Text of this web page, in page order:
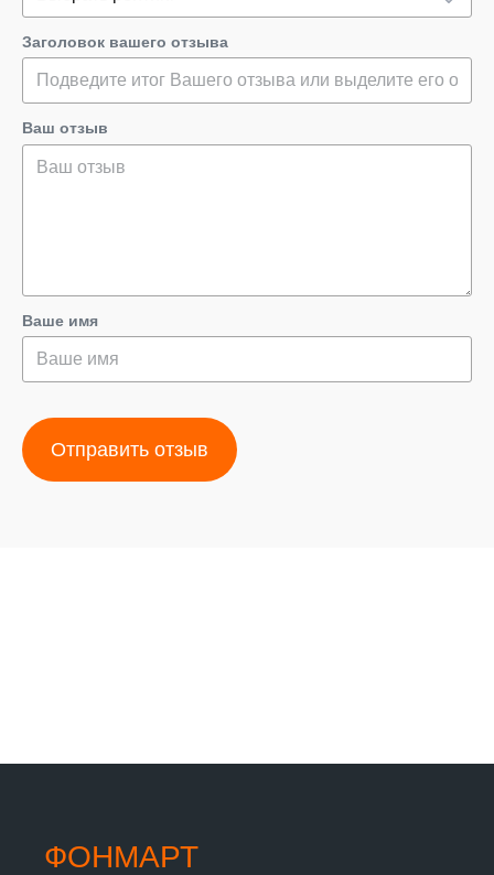
Заголовок вашего отзыва
Ваш отзыв
Ваше имя
Отправить отзыв
ФОНМАРТ